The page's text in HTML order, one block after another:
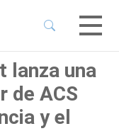
lanza una
de ACS
y el